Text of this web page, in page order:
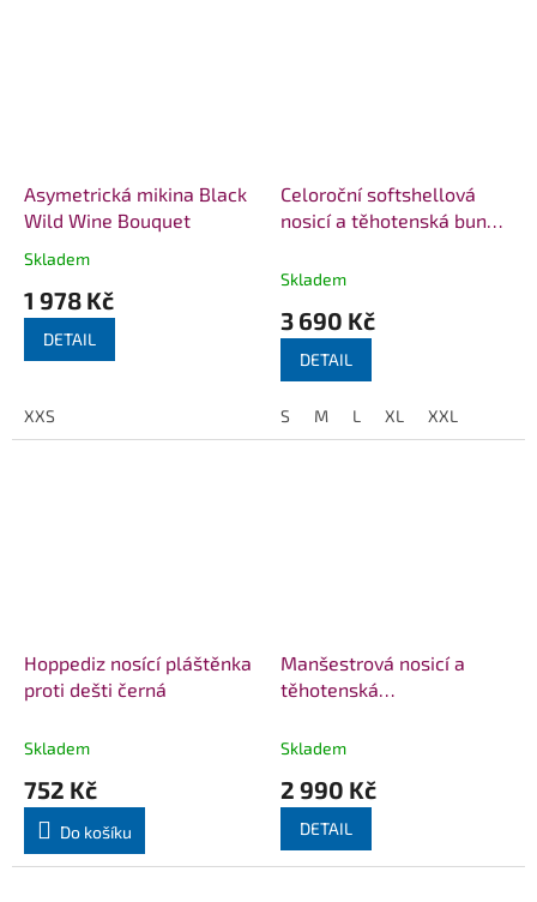
Asymetrická mikina Black
Wild Wine Bouquet
Průměrné
produktu
5,0
hvězdiček.
Skladem
1 978 Kč
DETAIL
XXS
Celoroční softshellová
nosicí a těhotenská bunda
Green
Skladem
3 690 Kč
DETAIL
S M L XL XXL
Hoppediz nosící pláštěnka
proti dešti černá
Skladem
752 Kč
Do košíku
Manšestrová nosicí a
těhotenská
Moonlight
Skladem
2 990 Kč
DETAIL